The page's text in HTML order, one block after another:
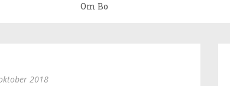
Om Bo
2018